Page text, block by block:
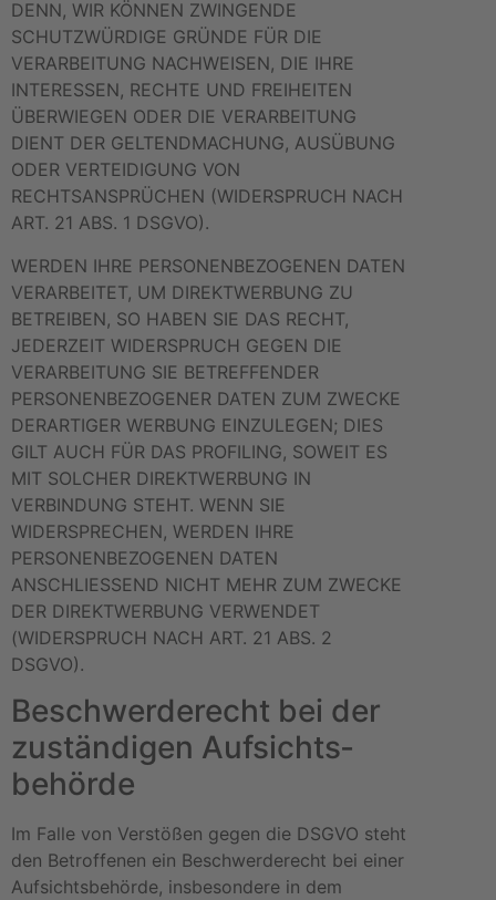
DENN, WIR KÖNNEN ZWINGENDE
SCHUTZWÜRDIGE GRÜNDE FÜR DIE
VERARBEITUNG NACHWEISEN, DIE IHRE
INTERESSEN, RECHTE UND FREIHEITEN
ÜBERWIEGEN ODER DIE VERARBEITUNG
DIENT DER GELTENDMACHUNG, AUSÜBUNG
ODER VERTEIDIGUNG VON
RECHTSANSPRÜCHEN (WIDERSPRUCH NACH
ART. 21 ABS. 1 DSGVO).
WERDEN IHRE PERSONENBEZOGENEN DATEN
VERARBEITET, UM DIREKTWERBUNG ZU
BETREIBEN, SO HABEN SIE DAS RECHT,
JEDERZEIT WIDERSPRUCH GEGEN DIE
VERARBEITUNG SIE BETREFFENDER
PERSONENBEZOGENER DATEN ZUM ZWECKE
DERARTIGER WERBUNG EINZULEGEN; DIES
GILT AUCH FÜR DAS PROFILING, SOWEIT ES
MIT SOLCHER DIREKTWERBUNG IN
VERBINDUNG STEHT. WENN SIE
WIDERSPRECHEN, WERDEN IHRE
PERSONENBEZOGENEN DATEN
ANSCHLIESSEND NICHT MEHR ZUM ZWECKE
DER DIREKTWERBUNG VERWENDET
(WIDERSPRUCH NACH ART. 21 ABS. 2
DSGVO).
Beschwerde­recht bei der
zuständigen Aufsichts­
behörde
Im Falle von Verstößen gegen die DSGVO steht
den Betroffenen ein Beschwerderecht bei einer
Aufsichtsbehörde, insbesondere in dem